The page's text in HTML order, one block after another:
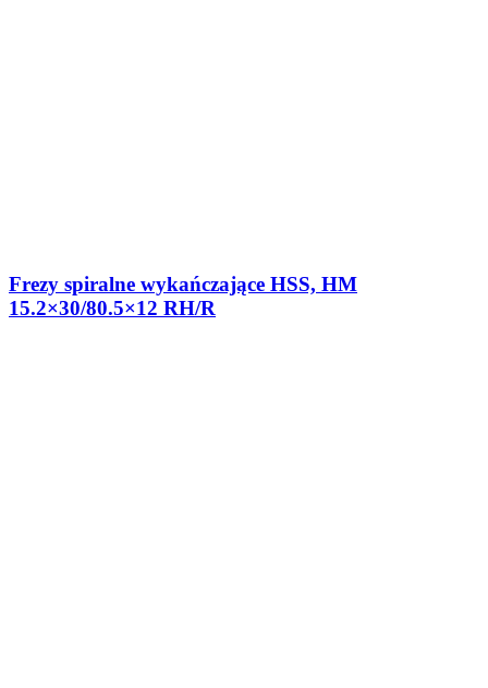
Frezy spiralne wykańczające HSS, HM
15.2×30/80.5×12 RH/R